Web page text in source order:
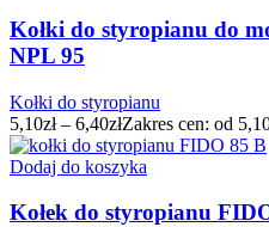
Kołki do styropianu do
NPL 95
Kołki do styropianu
5,10zł – 6,40złZakres cen: od
Dodaj do koszyka
Kołek do styropianu